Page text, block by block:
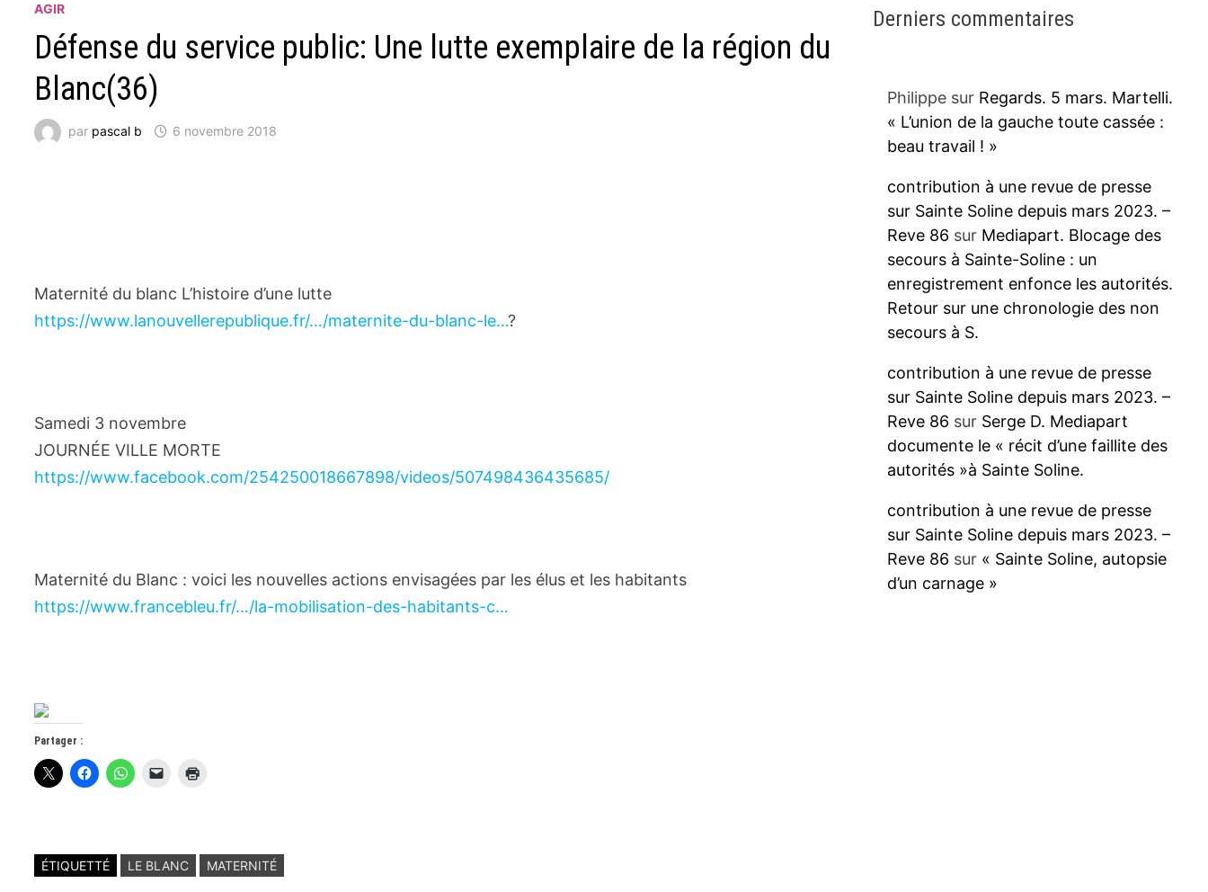
AGIR
Défense du service public: Une lutte exemplaire de la région du
Blanc(36)
par pascal b 6 novembre 2018
Maternité du blanc L’histoire d’une lutte
https://www.lanouvellerepublique.fr/…/maternite-du-blanc-le…?
Samedi 3 novembre
JOURNÉE VILLE MORTE
https://www.facebook.com/254250018667898/videos/507498436435685/
Maternité du Blanc : voici les nouvelles actions envisagées par les élus et les habitants
https://www.francebleu.fr/…/la-mobilisation-des-habitants-c…
Partager :
ÉTIQUETTÉ LE BLANC MATERNITÉ
Derniers commentaires
Philippesur Regards. 5 mars. Martelli.
« L’union de la gauche toute cassée :
beau travail ! »
contribution à une revue de presse
sur Sainte Soline depuis mars 2023. –
Reve 86 sur Mediapart. Blocage des
secours à Sainte-Soline : un
enregistrement enfonce les autorités.
Retour sur une chronologie des non
secours à S.
contribution à une revue de presse
sur Sainte Soline depuis mars 2023. –
Reve 86 sur Serge D. Mediapart
documente le « récit d’une faillite des
autorités »à Sainte Soline.
contribution à une revue de presse
sur Sainte Soline depuis mars 2023. –
Reve 86 sur « Sainte Soline, autopsie
d’un carnage »